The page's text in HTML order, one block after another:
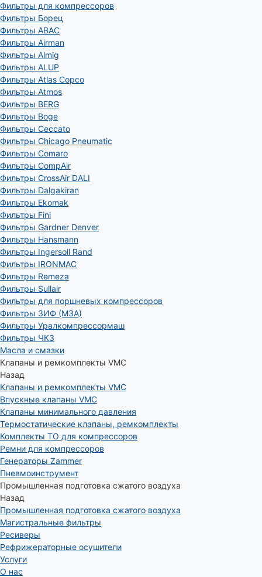
Фильтры для компрессоров
Фильтры Борец
Фильтры ABAC
Фильтры Airman
Фильтры Almig
Фильтры ALUP
Фильтры Atlas Copco
Фильтры Atmos
Фильтры BERG
Фильтры Boge
Фильтры Ceccato
Фильтры Chicago Pneumatic
Фильтры Comaro
Фильтры CompAir
Фильтры CrossAir DALI
Фильтры Dalgakiran
Фильтры Ekomak
Фильтры Fini
Фильтры Gardner Denver
Фильтры Hansmann
Фильтры Ingersoll Rand
Фильтры IRONMAC
Фильтры Remeza
Фильтры Sullair
Фильтры для поршневых компрессоров
Фильтры ЗИФ (МЗА)
Фильтры Уралкомпрессормаш
Фильтры ЧКЗ
Масла и смазки
Клапаны и ремкомплекты VMC
Назад
Клапаны и ремкомплекты VMC
Впускные клапаны VMC
Клапаны минимального давления
Термостатические клапаны, ремкомплекты
Комплекты ТО для компрессоров
Ремни для компрессоров
Генераторы Zammer
Пневмоинструмент
Промышленная подготовка сжатого воздуха
Назад
Промышленная подготовка сжатого воздуха
Магистральные фильтры
Ресиверы
Рефрижераторные осушители
Услуги
О нас